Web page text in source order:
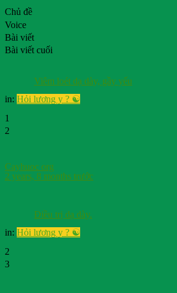
Chủ đề
Voice
Bài viết
Bài viết cuối
Viêm loét dạ dày, gầy yếu
in: Hỏi lương y ? ☯️
1
2
Cayhuoc org
2 years, 8 months trước
Điều trị dạ dày.
in: Hỏi lương y ? ☯️
2
3